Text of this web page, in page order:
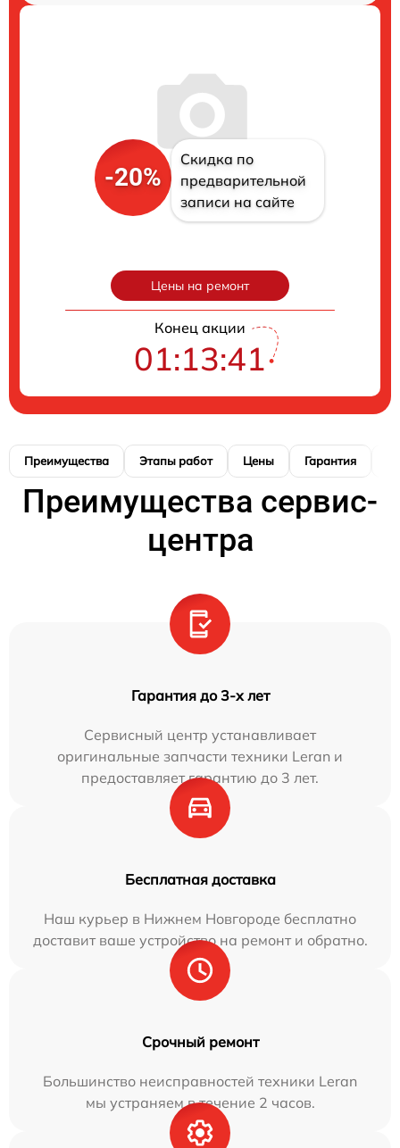
-20%
Скидка по
предварительной
записи на сайте
Цены на ремонт
Конец акции
01:13:40
Преимущества Этапы работ Цены Гарантия
Преимущества сервис-
центра
Гарантия до 3-х лет
Сервисный центр устанавливает
оригинальные запчасти техники Leran и
предоставляет гарантию до 3 лет.
Бесплатная доставка
Наш курьер в Нижнем Новгороде бесплатно
доставит ваше устройство на ремонт и обратно.
Срочный ремонт
Большинство неисправностей техники Leran
мы устраняем в течение 2 часов.